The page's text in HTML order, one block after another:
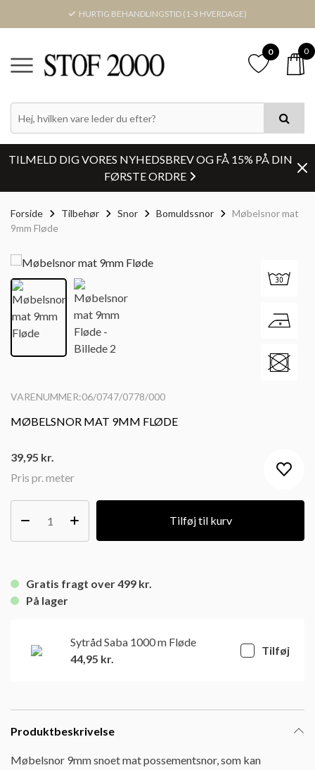
HURTIG BEHANDLINGSTID (1-3 HVERDAGE)
0 0
TILMELD DIG VORES NYHEDSBREV OG FÅ 15% PÅ DIN
FØRSTE ORDRE
Forside Tilbehør Snor Bomuldssnor
Møbelsnor mat
9mm Fløde
VARENUMMER:06/0747/0778/000
MØBELSNOR MAT 9MM FLØDE
Pris pr. meter
39,95 kr.
Tilføj til kurv
Gratis fragt over 499 kr.
På lager
Sytråd Saba 1000 m Fløde
44,95 kr.
Tilføj
Produktbeskrivelse
Møbelsnor 9mm snoet mat possementsnor, som kan